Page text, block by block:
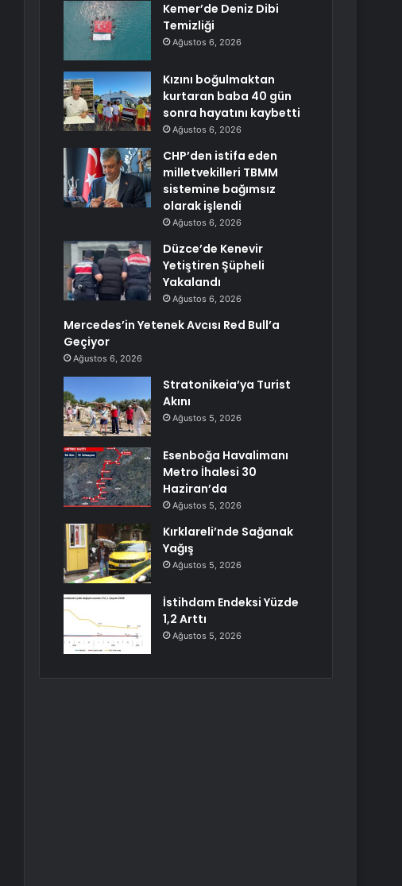
Kemer’de Deniz Dibi
Temizliği
Ağustos 6, 2026
Kızını boğulmaktan
kurtaran baba 40 gün
sonra hayatını kaybetti
Ağustos 6, 2026
CHP’den istifa eden
milletvekilleri TBMM
sistemine bağımsız
olarak işlendi
Ağustos 6, 2026
Düzce’de Kenevir
Yetiştiren Şüpheli
Yakalandı
Ağustos 6, 2026
Mercedes’in Yetenek Avcısı Red Bull’a
Geçiyor
Ağustos 6, 2026
Stratonikeia’ya Turist
Akını
Ağustos 5, 2026
Esenboğa Havalimanı
Metro İhalesi 30
Haziran’da
Ağustos 5, 2026
Kırklareli’nde Sağanak
Yağış
Ağustos 5, 2026
İstihdam Endeksi Yüzde
1,2 Arttı
Ağustos 5, 2026